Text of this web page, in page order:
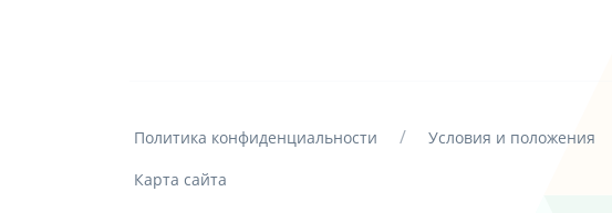
Политика конфиденциальности / Условия и положения
Карта сайта